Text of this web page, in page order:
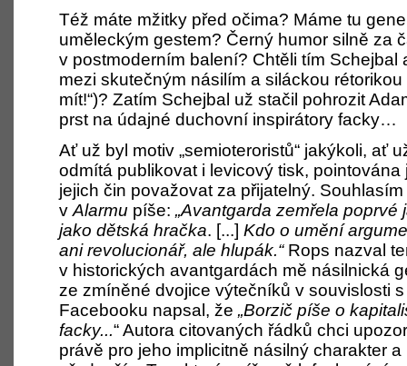
Též máte mžitky před očima? Máme tu
uměleckým gestem? Černý humor silně za
v postmoderním balení? Chtěli tím
mezi skutečným násilím a siláckou rétorikou
mít!“)? Zatím Schejbal už stačil pohrozit
prst na údajné duchovní inspirátory facky…
Ať už byl motiv „semioteroristů“ jakýkoli, ať
odmítá publikovat i levicový tisk,
jejich čin považovat za přijatelný.
v Alarmu píše: „Avantgarda zemřela
jako dětská hračka. [...] Kdo o umění
ani revolucionář, ale hlupák.“ Rops nazval
v historických avantgardách mě násilnická
ze zmíněné dvojice výtečníků v souvislosti
Facebooku napsal, že „Borzič píše o
facky...“ Autora citovaných řádků chci
právě pro jeho implicitně násilný charakter